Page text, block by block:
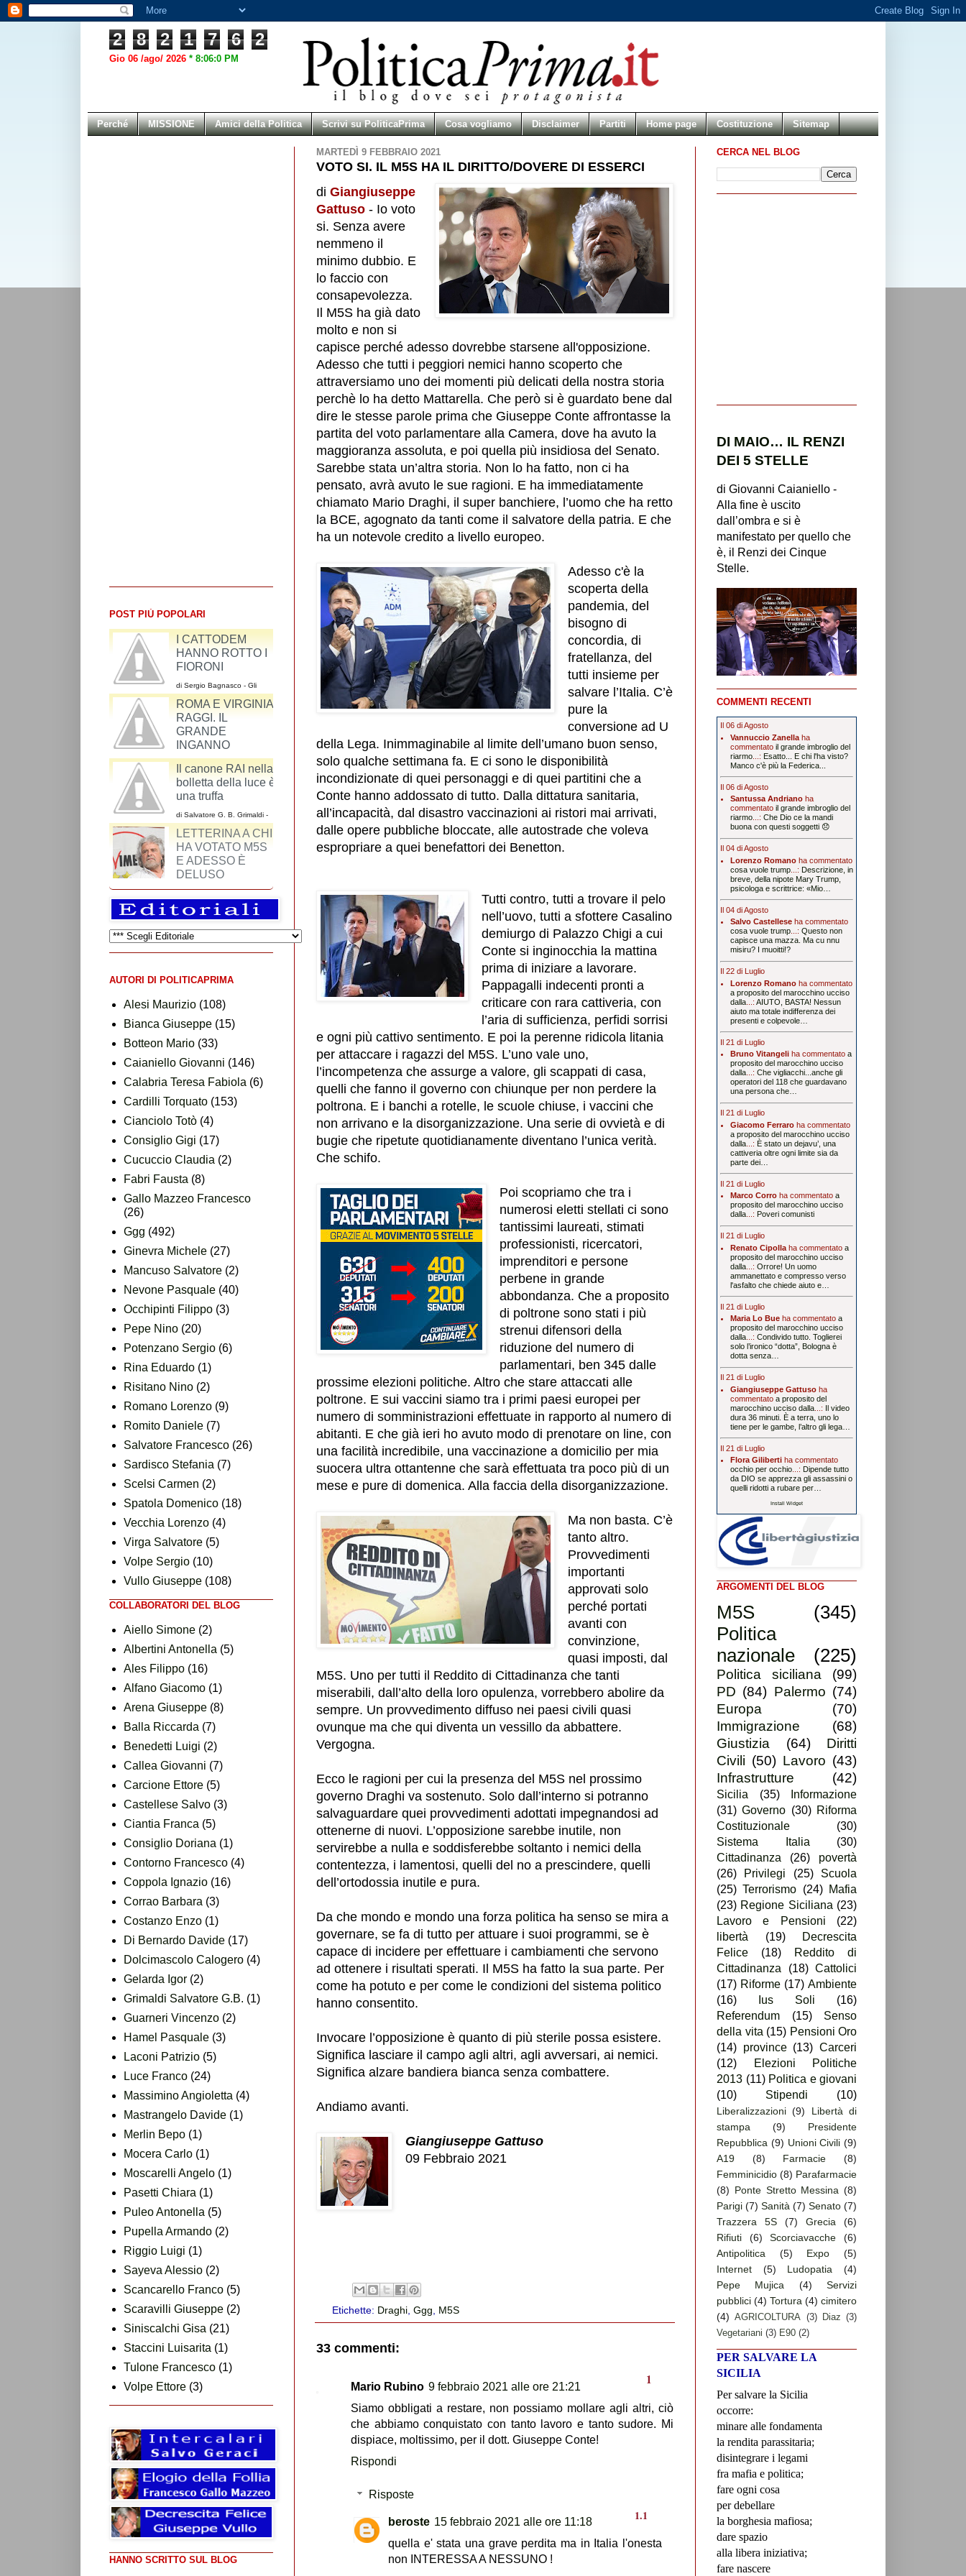
2 8 2 1 7 6 2
Gio 06 /ago/ 2026 * 8:06:0 PM
Perché MISSIONE Amici della Politica Scrivi su PoliticaPrima Cosa vogliamo Disclaimer Partiti Home page Costituzione Sitemap
MARTEDÌ 9 FEBBRAIO 2021
VOTO SI. IL M5S HA IL DIRITTO/DOVERE DI ESSERCI
di Giangiuseppe
Gattuso - Io voto
si. Senza avere
nemmeno il
minimo dubbio. E
lo faccio con
consapevolezza.
Il M5S ha già dato
molto e non si
capisce perché adesso dovrebbe starsene all'opposizione.
Adesso che tutti i peggiori nemici hanno scoperto che
attraversiamo uno dei momenti più delicati della nostra storia
perchè lo ha detto Mattarella. Che però si è guardato bene dal
dire le stesse parole prima che Giuseppe Conte affrontasse la
partita del voto parlamentare alla Camera, dove ha avuto la
maggioranza assoluta, e poi quella più insidiosa del Senato.
Sarebbe stata un’altra storia. Non lo ha fatto, non ci ha
pensato, avrà avuto le sue ragioni. E ha immediatamente
chiamato Mario Draghi, il super banchiere, l’uomo che ha retto
la BCE, agognato da tanti come il salvatore della patria. E che
ha un notevole credito a livello europeo.
Adesso c'è la
scoperta della
pandemia, del
bisogno di
concordia, di
fratellanza, del
tutti insieme per
salvare l’Italia. C’è
pure la
conversione ad U
della Lega. Inimmaginabile al limite dell’umano buon senso,
solo qualche settimana fa. E ci sono le disponibilità
incondizionate di quei personaggi e di quei partitini che a
Conte hanno addossato di tutto. Dalla dittatura sanitaria,
all’incapacità, dal disastro vaccinazioni ai ristori mai arrivati,
dalle opere pubbliche bloccate, alle autostrade che voleva
espropriare a quei benefattori dei Benetton.
Tutti contro, tutti a trovare il pelo
nell’uovo, tutti a sfottere Casalino
demiurgo di Palazzo Chigi a cui
Conte si inginocchia la mattina
prima di iniziare a lavorare.
Pappagalli indecenti pronti a
criticare con rara cattiveria, con
l’aria di sufficienza, perfidi sorrisi
e ogni più cattivo sentimento. E poi la perenne ridicola litania
per attaccare i ragazzi del M5S. L’uno vale uno,
l’incompetenza che assurge a valore, gli scappati di casa,
quelli che fanno il governo con chiunque per non perdere la
poltrona. E i banchi a rotelle, le scuole chiuse, i vaccini che
non arrivano e la disorganizzazione. Una serie di ovvietà e di
bugie che ripetute quotidianamente diventano l’unica verità.
Che schifo.
Poi scopriamo che tra i
numerosi eletti stellati ci sono
tantissimi laureati, stimati
professionisti, ricercatori,
imprenditori e persone
perbene in grande
abbondanza. Che a proposito
di poltrone sono stati i più
strenui difensori della
riduzione del numero di
parlamentari, ben 345 dalle
prossime elezioni politiche. Altro che stare attaccati alle
poltrone. E sui vaccini siamo tra i primi paesi europei per
numero di somministrazioni effettuate in rapporto al numero di
abitanti. E che già ieri ho avuto modo di prenotare on line, con
una facilità incredibile, una vaccinazione a domicilio per mia
suocera ultra ottantenne che sarà effettuata tra poco più di un
mese e pure di domenica. Alla faccia della disorganizzazione.
Ma non basta. C’è
tanto altro.
Provvedimenti
importanti
approvati solo
perché portati
avanti con
convinzione,
quasi imposti, dal
M5S. Uno per tutti il Reddito di Cittadinanza che tanti
miserabili, dall’alto della loro opulenza, vorrebbero abolire da
sempre. Un provvedimento diffuso nei paesi civili quasi
ovunque ma che qui diventa un vessillo da abbattere.
Vergogna.
Ecco le ragioni per cui la presenza del M5S nel prossimo
governo Draghi va sostenuto. Solo dall’interno si potranno
salvaguardare quei provvedimenti adottati impegnandosi ad
ottenerne di nuovi. L’opposizione sarebbe inutile, non
servirebbe a nulla e soddisferebbe soltanto i nemici della
contentezza, i lamentosi, quelli del no a prescindere, quelli
dell’ortodossia inutile e pura.
Da che mondo e mondo una forza politica ha senso se mira a
governare, se fa di tutto per attuare i suoi programmi, se è
capace di incidere per effettuare i cambiamenti che servono
ad ottenere i risultati sperati. Il M5S ha fatto la sua parte. Per
come ha potuto e per come le condizioni del sistema politico
hanno consentito.
Invocare l’opposizione è quanto di più sterile possa esistere.
Significa lasciare il campo agli altri, agli avversari, ai nemici.
Significa alzare bandiera bianca senza combattere.
Andiamo avanti.
Giangiuseppe Gattuso
09 Febbraio 2021
Etichette: Draghi,Ggg, M5S
33 commenti:
Mario Rubino 9 febbraio 2021 alle ore 21:21
Siamo obbligati a restare, non possiamo mollare agli altri, ciò
che abbiamo conquistato con tanto lavoro e tanto sudore. Mi
dispiace, moltissimo, per il dott. Giuseppe Conte!
Rispondi
Risposte
beroste 15 febbraio 2021 alle ore 11:18
quella e' stata una grave perdita ma in Italia l'onesta
non INTERESSA A NESSUNO !
POST PIÙ POPOLARI
RIFLESSIONI SUL
SINDACO DI
ROMA VIRGINIA
RAGGI DI UNO
CHE NON HA MAI
VOTATO M5S
I CATTODEM
FIORONI
di Sergio Bagnasco - Gli
argomenti dei cattodem
riguardo al ddl Cirinnà sono
un miscuglio
ROMA E VIRGINIA
RAGGI. IL
INGANNO
di Maurizio Alesi - Una volta si andava a Roma
per vedere il Colosseo, l’Altare della Patria, il
colonnato di S. Pietro o Piazza Navona.
Il canone RAI nella
una truffa
di Salvatore G. B. Grimaldi -
La RAI-Radiotelevisione
Italiana S.p.A. è una azienda
così come lo è SKY o
Mediaset.
AUTORI DI POLITICAPRIMA
Alesi Maurizio (108)
Bianca Giuseppe (15)
Botteon Mario (33)
Caianiello Giovanni (146)
Calabria Teresa Fabiola (6)
Cardilli Torquato (153)
Cianciolo Totò (4)
Consiglio Gigi (17)
Cucuccio Claudia (2)
Fabri Fausta (8)
Gallo Mazzeo Francesco
(26)
Ggg (492)
Ginevra Michele (27)
Mancuso Salvatore (2)
Nevone Pasquale (40)
Occhipinti Filippo (3)
Pepe Nino (20)
Potenzano Sergio (6)
Rina Eduardo (1)
Risitano Nino (2)
Romano Lorenzo (9)
Romito Daniele (7)
Salvatore Francesco (26)
Sardisco Stefania (7)
Scelsi Carmen (2)
Spatola Domenico (18)
Vecchia Lorenzo (4)
Virga Salvatore (5)
Volpe Sergio (10)
Vullo Giuseppe (108)
COLLABORATORI DEL BLOG
Aiello Simone (2)
Albertini Antonella (5)
Ales Filippo (16)
Alfano Giacomo (1)
Arena Giuseppe (8)
Balla Riccarda (7)
Benedetti Luigi (2)
Callea Giovanni (7)
Carcione Ettore (5)
Castellese Salvo (3)
Ciantia Franca (5)
Consiglio Doriana (1)
Contorno Francesco (4)
Coppola Ignazio (16)
Corrao Barbara (3)
Costanzo Enzo (1)
Di Bernardo Davide (17)
Dolcimascolo Calogero (4)
Gelarda Igor (2)
Grimaldi Salvatore G.B. (1)
Guarneri Vincenzo (2)
Hamel Pasquale (3)
Laconi Patrizio (5)
Luce Franco (24)
Massimino Angioletta (4)
Mastrangelo Davide (1)
Merlin Bepo (1)
Mocera Carlo (1)
Moscarelli Angelo (1)
Pasetti Chiara (1)
Puleo Antonella (5)
Pupella Armando (2)
Riggio Luigi (1)
Sayeva Alessio (2)
Scancarello Franco (5)
Scaravilli Giuseppe (2)
Siniscalchi Gisa (21)
Staccini Luisarita (1)
Tulone Francesco (1)
Volpe Ettore (3)
HANNO SCRITTO SUL BLOG
CERCA NEL BLOG
DI MAIO… IL RENZI
DEI 5 STELLE
di Giovanni Caianiello -
Alla fine è uscito
dall’ombra e si è
manifestato per quello che
è, il Renzi dei Cinque
Stelle.
COMMENTI RECENTI
Il 06 di Agosto
Vannuccio Zanellaha
commentato il grande imbroglio del
riarmo...: Esatto... E chi l'ha visto?
Manco c'è più la Federica...
Il 06 di Agosto
Santussa Andrianoha
commentato il grande imbroglio del
riarmo...: Che Dio ce la mandi
buona con questi soggetti 😞
Il 04 di Agosto
Lorenzo Romanoha commentato
cosa vuole trump...: Descrizione, in
breve, della nipote Mary Trump,
psicologa e scrittrice: «Mio…
Il 04 di Agosto
Salvo Castelleseha commentato
cosa vuole trump...: Questo non
capisce una mazza. Ma cu nnu
misiru? I muoitti!?
Il 22 di Luglio
Lorenzo Romanoha commentato
a proposito del marocchino ucciso
dalla...: AIUTO, BASTA! Nessun
aiuto ma totale indifferenza dei
presenti e colpevole…
Il 21 di Luglio
Bruno Vitangeliha commentato a
proposito del marocchino ucciso
dalla...: Che vigliacchi...anche gli
operatori del 118 che guardavano
una persona che…
Il 21 di Luglio
Giacomo Ferraroha commentato
a proposito del marocchino ucciso
dalla...: È stato un dejavu’, una
cattiveria oltre ogni limite sia da
parte dei…
Il 21 di Luglio
Marco Corroha commentato a
proposito del marocchino ucciso
dalla...: Poveri comunisti
Il 21 di Luglio
Renato Cipollaha commentato a
proposito del marocchino ucciso
dalla...: Orrore! Un uomo
ammanettato e compresso verso
l'asfalto che chiede aiuto e…
Il 21 di Luglio
Maria Lo Bueha commentato a
proposito del marocchino ucciso
dalla...: Condivido tutto. Toglierei
solo l’ironico “dotta”, Bologna è
dotta senza…
Il 21 di Luglio
Giangiuseppe Gattusoha
commentato a proposito del
marocchino ucciso dalla...: Il video
dura 36 minuti. È a terra, uno lo
tiene per le gambe, l’altro gli lega…
Il 21 di Luglio
Flora Gilibertiha commentato
occhio per occhio...: Dipende tutto
da DIO se apprezza gli assassini o
quelli ridotti a rubare per…
Install Widget
ARGOMENTI DEL BLOG
M5S
(345)
Politica
nazionale
(225)
Politica siciliana
(99)
PD (84) Palermo (74)
Europa
(70)
Immigrazione
(68)
Giustizia
(64)
Diritti
Civili (50) Lavoro (43)
Infrastrutture
(42)
Sicilia (35)
Informazione
(31) Governo (30) Riforma
Costituzionale
(30)
Sistema Italia
(30)
Cittadinanza
(26)
povertà
(26)
Privilegi (25)
Scuola
(25) Terrorismo (24)
Mafia
(23) Regione Siciliana (23)
Lavoro e Pensioni
(22)
libertà
(19)
Decrescita
Felice
(18)
Reddito di
Cittadinanza
(18) Cattolici
(17) Riforme (17) Ambiente
(16)
Ius Soli
(16)
Referendum
(15)
Senso
della vita (15) Pensioni Oro
(14) province (13) Carceri
(12)
Elezioni Politiche
2013 (11) Politica e giovani
(10)
Stipendi (10)
Liberalizzazioni (9)
Libertà di
stampa
(9)
Presidente
Repubblica (9) Unioni Civili (9)
A19
(8) Farmacie
(8)
Femminicidio (8) Parafarmacie
(8) Ponte Stretto Messina (8)
Parigi (7) Sanità (7) Senato (7)
Trazzera 5S
(7) Grecia
(6)
Rifiuti
(6) Scorciavacche
(6)
Antipolitica
(5) Expo
(5)
Internet
(5) Ludopatia
(4)
Pepe Mujica
(4)
Servizi
pubblici (4) Tortura (4) cimitero
(4) AGRICOLTURA (3) Diaz (3)
Vegetariani (3) E90 (2)
PER SALVARE LA
SICILIA
Per salvare la Sicilia
occorre:
minare alle fondamenta
la rendita parassitaria;
disintegrare i legami
fra mafia e politica;
fare ogni cosa
per debellare
la borghesia mafiosa;
dare spazio
alla libera iniziativa;
fare nascere